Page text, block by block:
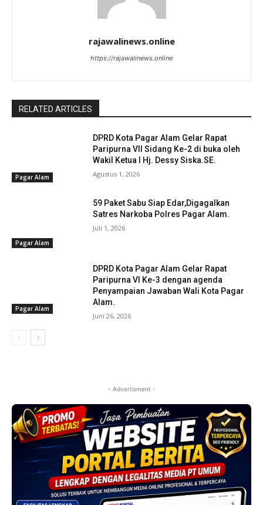
rajawalinews.online
https://rajawalinews.online
RELATED ARTICLES
Pagar Alam
DPRD Kota Pagar Alam Gelar Rapat
Paripurna VII Sidang Ke-2 di buka oleh
Wakil Ketua I Hj. Dessy Siska.SE. ‎
Agustus 1, 2026
Pagar Alam
59 Paket Sabu Siap Edar,Digagalkan
Satres Narkoba Polres Pagar Alam.
Juli 1, 2026
Pagar Alam
DPRD Kota Pagar Alam Gelar Rapat
Paripurna VI Ke-3 dengan agenda
Penyampaian Jawaban Wali Kota Pagar
Alam.
Juni 26, 2026
- Advertisment -